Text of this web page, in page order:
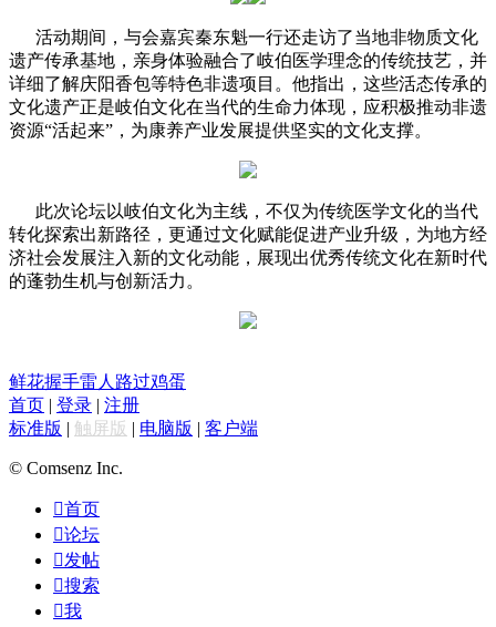
活动期间，与会嘉宾秦东魁一行还走访了当地非物质文化
遗产传承基地，亲身体验融合了岐伯医学理念的传统技艺，并
详细了解庆阳香包等特色非遗项目。他指出，这些活态传承的
文化遗产正是岐伯文化在当代的生命力体现，应积极推动非遗
资源“活起来”，为康养产业发展提供坚实的文化支撑。
此次论坛以岐伯文化为主线，不仅为传统医学文化的当代
转化探索出新路径，更通过文化赋能促进产业升级，为地方经
济社会发展注入新的文化动能，展现出优秀传统文化在新时代
的蓬勃生机与创新活力。
鲜花握手雷人 路过鸡蛋
首页 | 登录 | 注册
标准版 | 触屏版 | 电脑版 | 客户端
© Comsenz Inc.
首页
论坛
发帖
搜索
我